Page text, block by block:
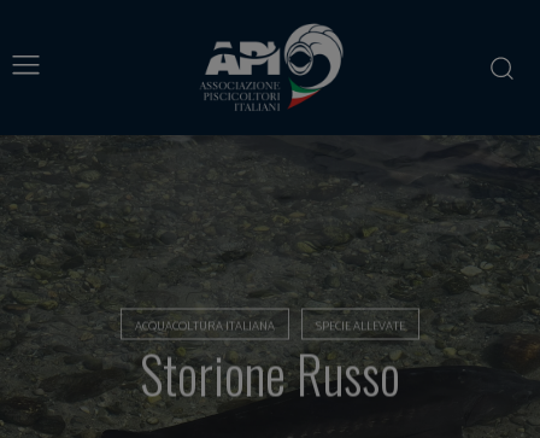
ACQUACOLTURA ITALIANA SPECIE ALLEVATE
Storione Russo